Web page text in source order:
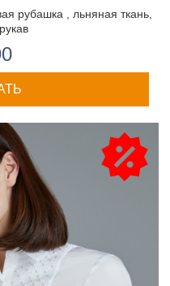
рубашка , льняная ткань,